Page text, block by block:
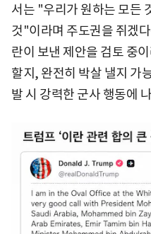
서는 "우리가 원하는 모든
것"이라며 주도권을 쥐겠
란이 보낸 제안을 검토 중
할지, 완전히 박살 낼지 가
발 시 강력한 군사 행동에